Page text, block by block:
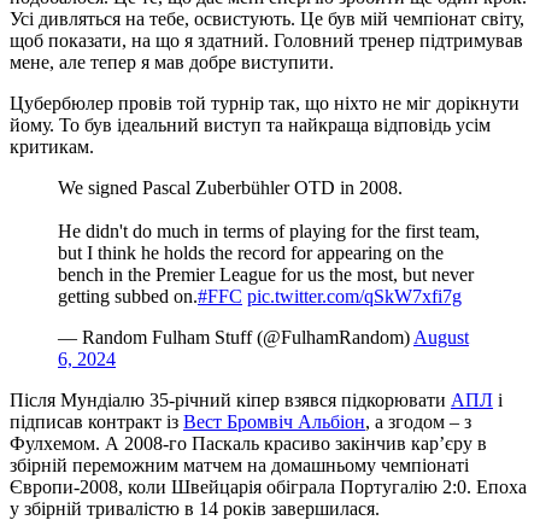
Усі дивляться на тебе, освистують. Це був мій чемпіонат світу,
щоб показати, на що я здатний. Головний тренер підтримував
мене, але тепер я мав добре виступити.
Цубербюлер провів той турнір так, що ніхто не міг дорікнути
йому. То був ідеальний виступ та найкраща відповідь усім
критикам.
We signed Pascal Zuberbühler OTD in 2008.
He didn't do much in terms of playing for the first team,
but I think he holds the record for appearing on the
bench in the Premier League for us the most, but never
getting subbed on.#FFC pic.twitter.com/qSkW7xfi7g
— Random Fulham Stuff (@FulhamRandom) August
6, 2024
Після Мундіалю 35-річний кіпер взявся підкорювати АПЛ і
підписав контракт із Вест Бромвіч Альбіон, а згодом – з
Фулхемом. А 2008-го Паскаль красиво закінчив кар’єру в
збірній переможним матчем на домашньому чемпіонаті
Європи-2008, коли Швейцарія обіграла Португалію 2:0. Епоха
у збірній тривалістю в 14 років завершилася.